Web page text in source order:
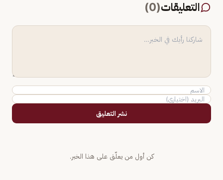
التعليقات(
0
)
نشر التعليق
كن أول من يعلّق على هذا الخبر.